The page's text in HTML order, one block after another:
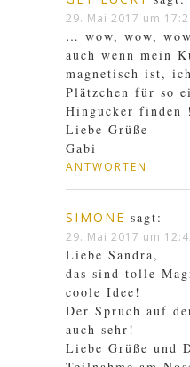
29. Mai 2017 um
… wow, wow,
auch wenn mein
magnetisch ist,
Plätzchen für so
Hingucker finden !
Liebe Grüße
Gabi
ANTWORTEN
SIMONE sagt:
29. Mai 2017 um
Liebe Sandra,
das sind tolle
coole Idee!
Der Spruch auf
auch sehr!
Liebe Grüße und